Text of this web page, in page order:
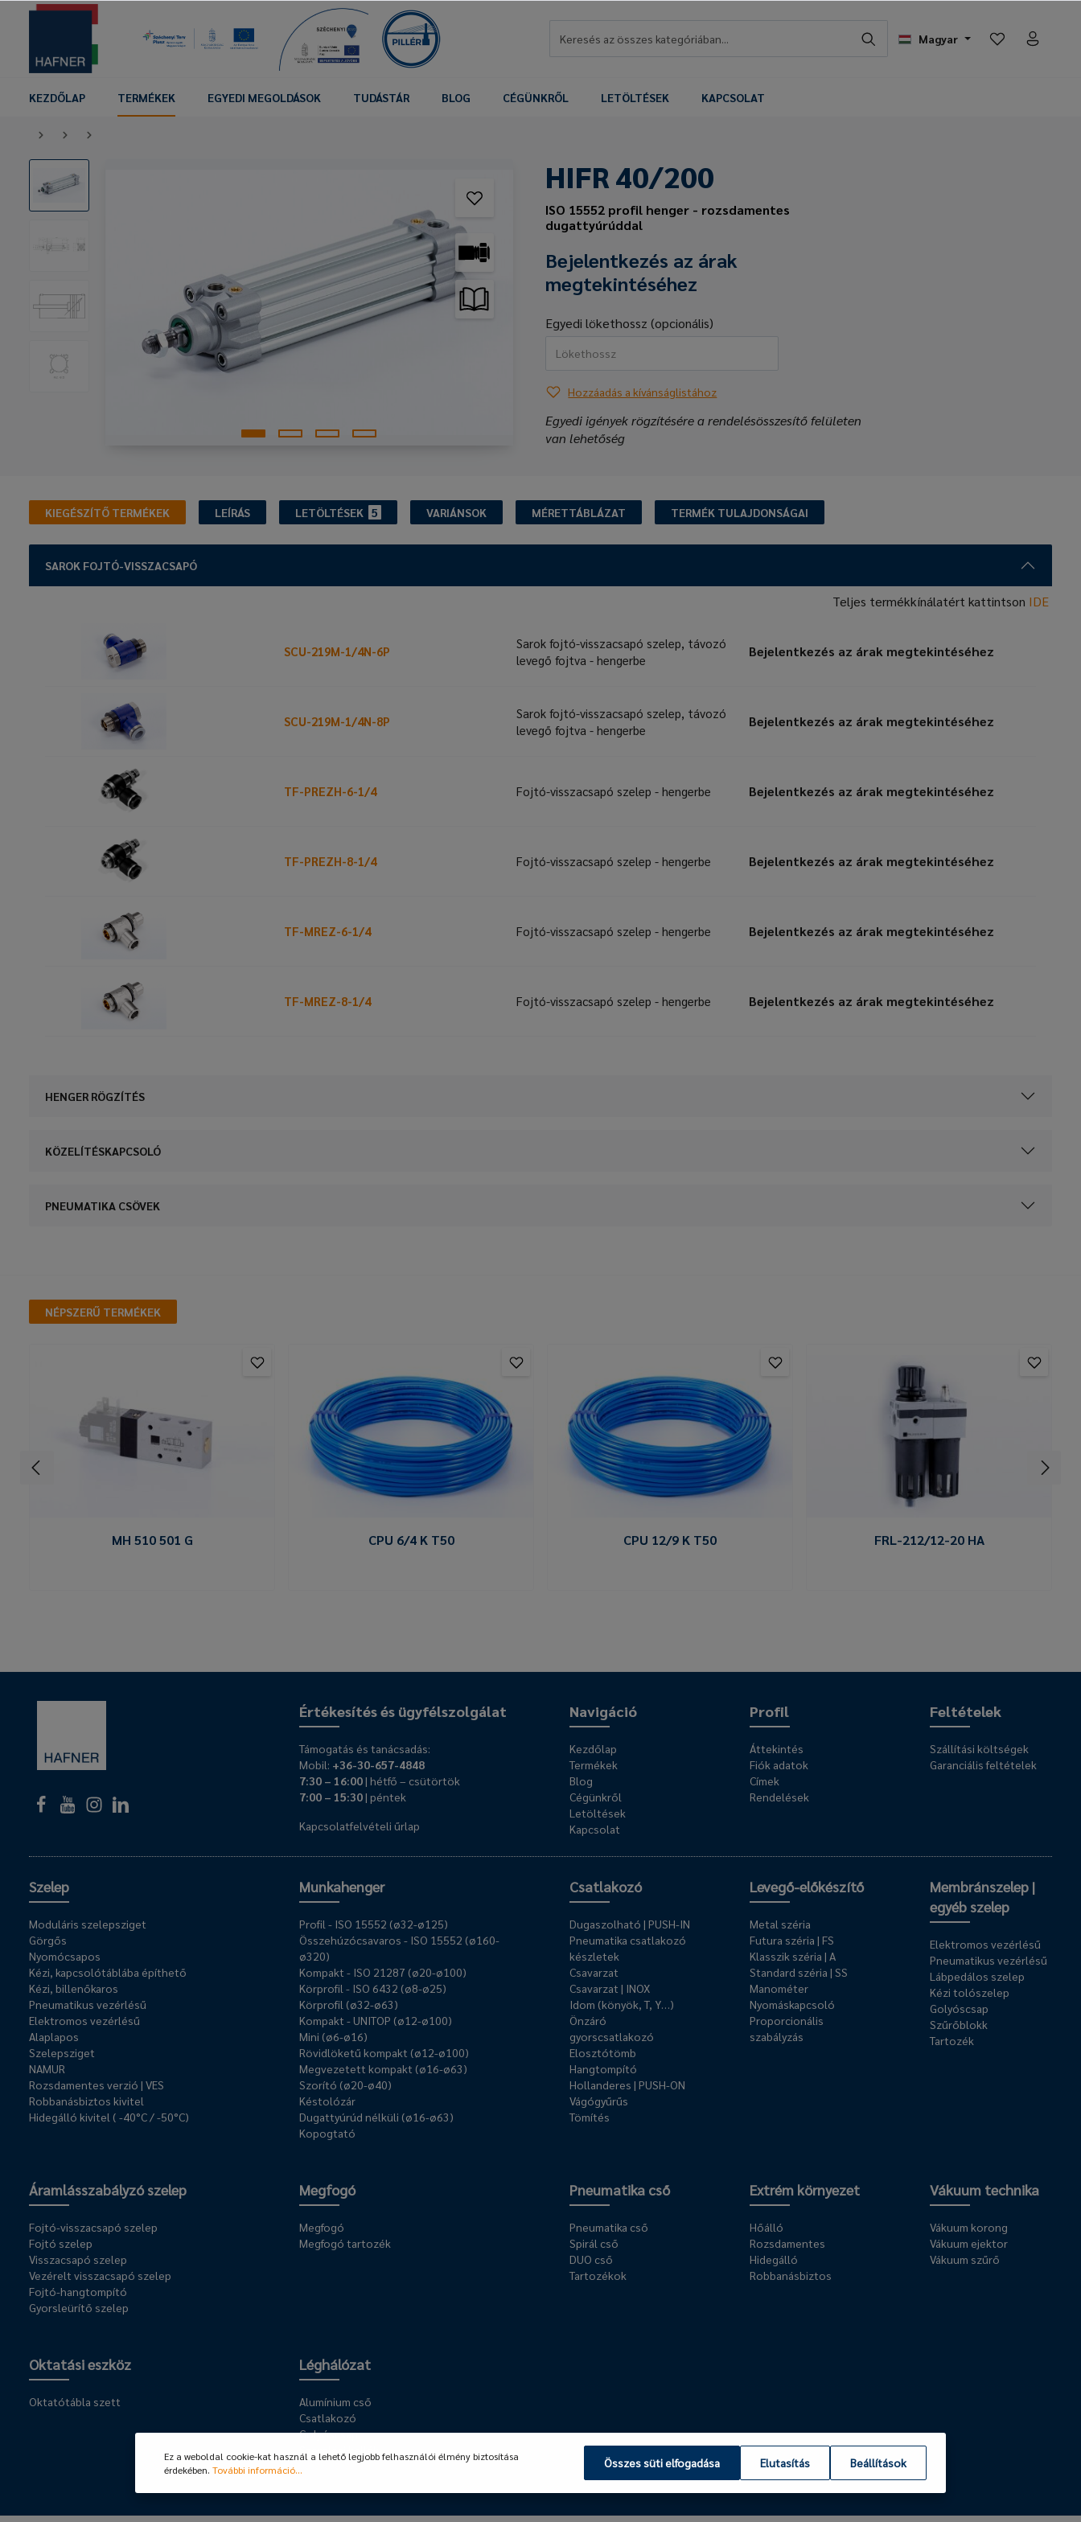
Magyar
KEZDŐLAP TERMÉKEK EGYEDI MEGOLDÁSOK TUDÁSTÁR BLOG CÉGÜNKRŐL LETÖLTÉSEK KAPCSOLAT
HIFR 40/200
ISO 15552 profil henger - rozsdamentes
dugattyúrúddal
Bejelentkezés az árak
megtekintéséhez
Egyedi lökethossz (opcionális)
Hozzáadás a kívánságlistához
Egyedi igények rögzítésére a rendelésösszesítő felületen
van lehetőség
KIEGÉSZÍTŐ TERMÉKEK LEÍRÁS LETÖLTÉSEK 5 VARIÁNSOK MÉRETTÁBLÁZAT TERMÉK TULAJDONSÁGAI
SAROK FOJTÓ-VISSZACSAPÓ
Teljes termékkínálatért kattintson IDE
SCU-219M-1/4N-6P
Sarok fojtó-visszacsapó szelep, távozó
levegő fojtva - hengerbe
Bejelentkezés az árak megtekintéséhez
SCU-219M-1/4N-8P
Sarok fojtó-visszacsapó szelep, távozó
levegő fojtva - hengerbe
Bejelentkezés az árak megtekintéséhez
TF-PREZH-6-1/4 Fojtó-visszacsapó szelep - hengerbe Bejelentkezés az árak megtekintéséhez
TF-PREZH-8-1/4 Fojtó-visszacsapó szelep - hengerbe Bejelentkezés az árak megtekintéséhez
TF-MREZ-6-1/4 Fojtó-visszacsapó szelep - hengerbe Bejelentkezés az árak megtekintéséhez
TF-MREZ-8-1/4 Fojtó-visszacsapó szelep - hengerbe Bejelentkezés az árak megtekintéséhez
HENGER RÖGZÍTÉS
KÖZELÍTÉSKAPCSOLÓ
PNEUMATIKA CSÖVEK
NÉPSZERŰ TERMÉKEK
MH 510 501 G CPU 6/4 K T50 CPU 12/9 K T50 FRL-212/12-20 HA
Navigáció
Kezdőlap
Termékek
Blog
Cégünkről
Letöltések
Kapcsolat
Profil
Áttekintés
Fiók adatok
Címek
Rendelések
Feltételek
Szállítási költségek
Garanciális feltételek
Értékesítés és ügyfélszolgálat
Támogatás és tanácsadás:
Mobil: +36-30-657-4848
7:30 – 16:00| hétfő – csütörtök
7:00 – 15:30| péntek
Kapcsolatfelvételi űrlap
Szelep
Moduláris szelepsziget
Görgős
Nyomócsapos
Kézi, kapcsolótáblába építhető
Kézi, billenőkaros
Pneumatikus vezérlésű
Elektromos vezérlésű
Alaplapos
Szelepsziget
NAMUR
Rozsdamentes verzió | VES
Robbanásbiztos kivitel
Hidegálló kivitel ( -40°C / -50°C)
Munkahenger
Profil - ISO 15552 (ø32-ø125)
Összehúzócsavaros - ISO 15552 (ø160-
ø320)
Kompakt - ISO 21287 (ø20-ø100)
Körprofil - ISO 6432 (ø8-ø25)
Körprofil (ø32-ø63)
Kompakt - UNITOP (ø12-ø100)
Mini (ø6-ø16)
Rövidlöketű kompakt (ø12-ø100)
Megvezetett kompakt (ø16-ø63)
Szorító (ø20-ø40)
Késtolózár
Dugattyúrúd nélküli (ø16-ø63)
Kopogtató
Csatlakozó
Dugaszolható | PUSH-IN
Pneumatika csatlakozó
készletek
Csavarzat
Csavarzat | INOX
Idom (könyök, T, Y…)
Önzáró
gyorscsatlakozó
Elosztótömb
Hangtompító
Hollanderes | PUSH-ON
Vágógyűrűs
Tömítés
Levegő-előkészítő
Metal széria
Futura széria | FS
Klasszik széria | A
Standard széria | SS
Manométer
Nyomáskapcsoló
Proporcionális
szabályzás
Membránszelep |
egyéb szelep
Elektromos vezérlésű
Pneumatikus vezérlésű
Lábpedálos szelep
Kézi tolószelep
Golyóscsap
Szűrőblokk
Tartozék
Áramlásszabályzó szelep
Fojtó-visszacsapó szelep
Fojtó szelep
Visszacsapó szelep
Vezérelt visszacsapó szelep
Fojtó-hangtompító
Gyorsleürítő szelep
Megfogó
Megfogó
Megfogó tartozék
Pneumatika cső
Pneumatika cső
Spirál cső
DUO cső
Tartozékok
Extrém környezet
Hőálló
Rozsdamentes
Hidegálló
Robbanásbiztos
Vákuum technika
Vákuum korong
Vákuum ejektor
Vákuum szűrő
Oktatási eszköz
Oktatótábla szett
Léghálózat
Alumínium cső
Csatlakozó
Golyóscsap
Ez a weboldal cookie-kat használ a lehető legjobb felhasználói élmény biztosítása
érdekében. További információ... Összes süti elfogadása Elutasítás Beállítások